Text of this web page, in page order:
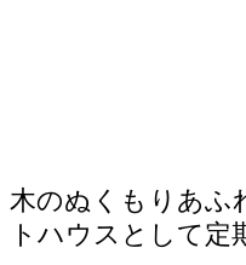
木のぬくもりあふ
トハウスとして定